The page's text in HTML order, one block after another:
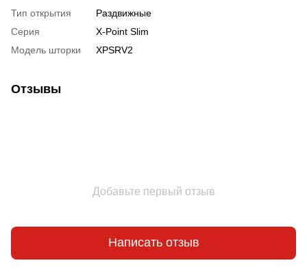
Тип открытия
Раздвижные
Серия
X-Point Slim
Модель шторки
XPSRV2
Отзывы
Добавьте первый отзыв
Написать отзыв